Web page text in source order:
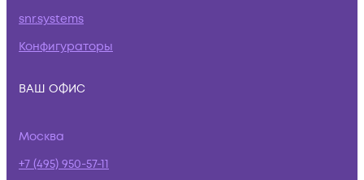
snr.systems
Конфигураторы
ВАШ ОФИС
Москва
+7 (495) 950-57-11